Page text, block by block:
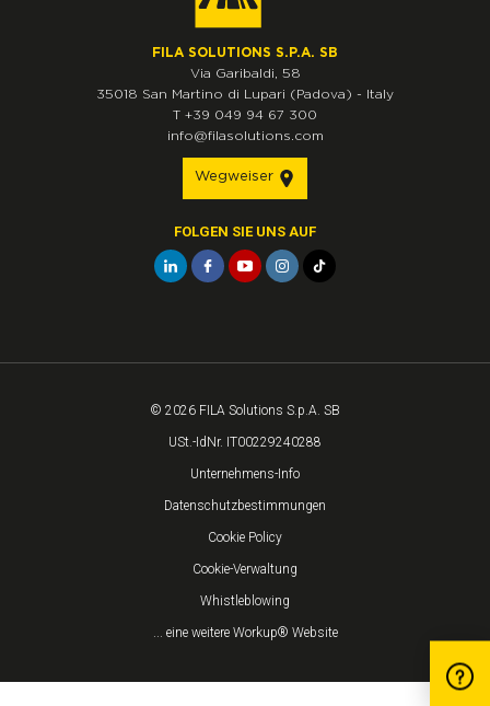
FILA SOLUTIONS S.P.A. SB
Via Garibaldi, 58
35018 San Martino di Lupari (Padova) - Italy
T +39 049 94 67 300
info@filasolutions.com
Wegweiser
FOLGEN SIE UNS AUF
© 2026 FILA Solutions S.p.A. SB
USt.-IdNr. IT00229240288
Unternehmens-Info
Datenschutzbestimmungen
Cookie Policy
Cookie-Verwaltung
Whistleblowing
... eine weitere Workup® Website